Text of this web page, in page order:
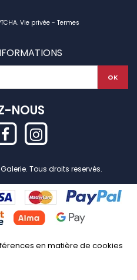
Vie privée - Termes
NOUS
Tous droits reservés.
en matière de cookies